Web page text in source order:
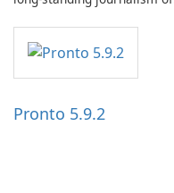
independence, open debate,
and a liberal outlook that
embraces diverse opinion.
Pronto 5.9.2